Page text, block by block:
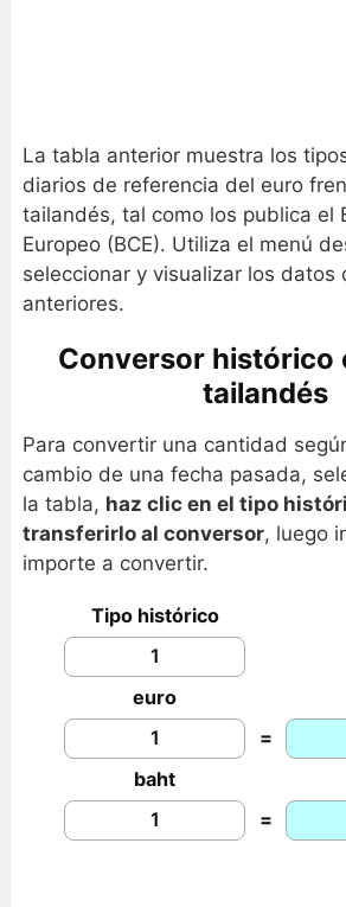
La tabla anterior muestra los
diarios de referencia del euro
tailandés, tal como los publica el
Europeo (BCE). Utiliza el menú
seleccionar y visualizar los datos
anteriores.
Conversor histórico
tailandés
Para convertir una cantidad
cambio de una fecha pasada,
la tabla, haz clic en el tipo
transferirlo al conversor, luego
importe a convertir.
Tipo histórico
euro
=
baht
=